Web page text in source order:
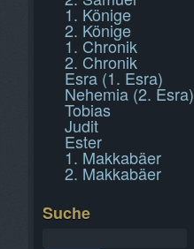
1. Könige
2. Könige
1. Chronik
2. Chronik
Esra (1. Esra)
Nehemia (2. Esra)
Tobias
Judit
Ester
1. Makkabäer
2. Makkabäer
Suche